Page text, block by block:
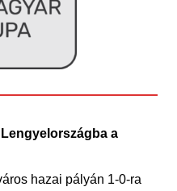
a
hazai pályán 1-0-ra